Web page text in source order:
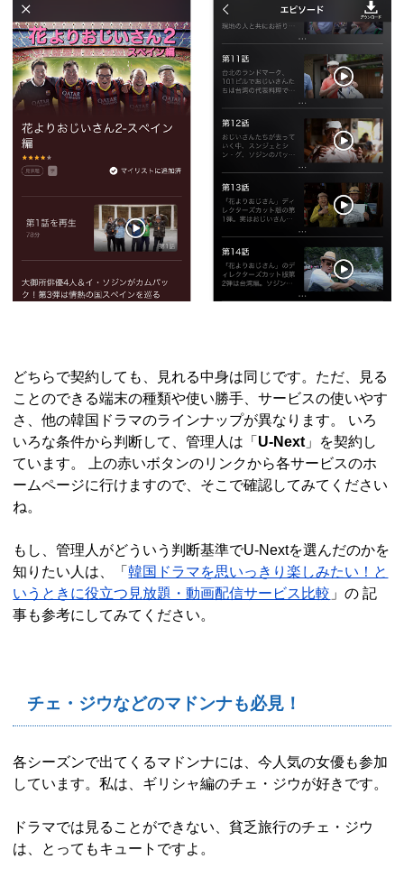
どちらで契約しても、見れる中身は同じです。ただ、見る
ことのできる端末の種類や使い勝手、サービスの使いやす
さ、他の韓国ドラマのラインナップが異なります。 いろ
いろな条件から判断して、管理人は「 U-Next 」を契約し
ています。 上の赤いボタンのリンクから各サービスのホ
ームページに行けますので、そこで確認してみてください
ね。
もし、管理人がどういう判断基準でU-Nextを選んだのかを
知りたい人は、「韓国ドラマを思いっきり楽しみたい！と
いうときに役立つ見放題・動画配信サービス比較 」の 記
事も参考にしてみてください。
チェ・ジウなどのマドンナも必見！
各シーズンで出てくるマドンナには、今人気の女優も参加
しています。私は、ギリシャ編のチェ・ジウが好きです。
ドラマでは見ることができない、貧乏旅行のチェ・ジウ
は、とってもキュートですよ。